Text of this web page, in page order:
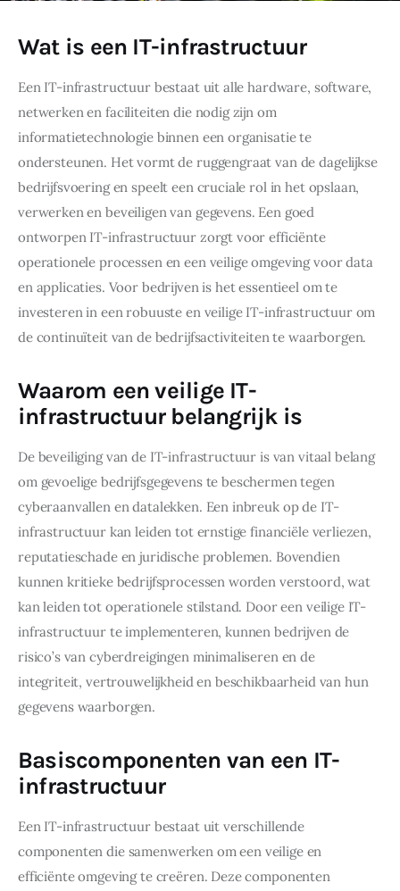
Wat is een IT-infrastructuur
Een IT-infrastructuur bestaat uit alle hardware, software,
netwerken en faciliteiten die nodig zijn om
informatietechnologie binnen een organisatie te
ondersteunen. Het vormt de ruggengraat van de dagelijkse
bedrijfsvoering en speelt een cruciale rol in het opslaan,
verwerken en beveiligen van gegevens. Een goed
ontworpen IT-infrastructuur zorgt voor efficiënte
operationele processen en een veilige omgeving voor data
en applicaties. Voor bedrijven is het essentieel om te
investeren in een robuuste en veilige IT-infrastructuur om
de continuïteit van de bedrijfsactiviteiten te waarborgen.
Waarom een veilige IT-
infrastructuur belangrijk is
De beveiliging van de IT-infrastructuur is van vitaal belang
om gevoelige bedrijfsgegevens te beschermen tegen
cyberaanvallen en datalekken. Een inbreuk op de IT-
infrastructuur kan leiden tot ernstige financiële verliezen,
reputatieschade en juridische problemen. Bovendien
kunnen kritieke bedrijfsprocessen worden verstoord, wat
kan leiden tot operationele stilstand. Door een veilige IT-
infrastructuur te implementeren, kunnen bedrijven de
risico’s van cyberdreigingen minimaliseren en de
integriteit, vertrouwelijkheid en beschikbaarheid van hun
gegevens waarborgen.
Basiscomponenten van een IT-
infrastructuur
Een IT-infrastructuur bestaat uit verschillende
componenten die samenwerken om een veilige en
efficiënte omgeving te creëren. Deze componenten